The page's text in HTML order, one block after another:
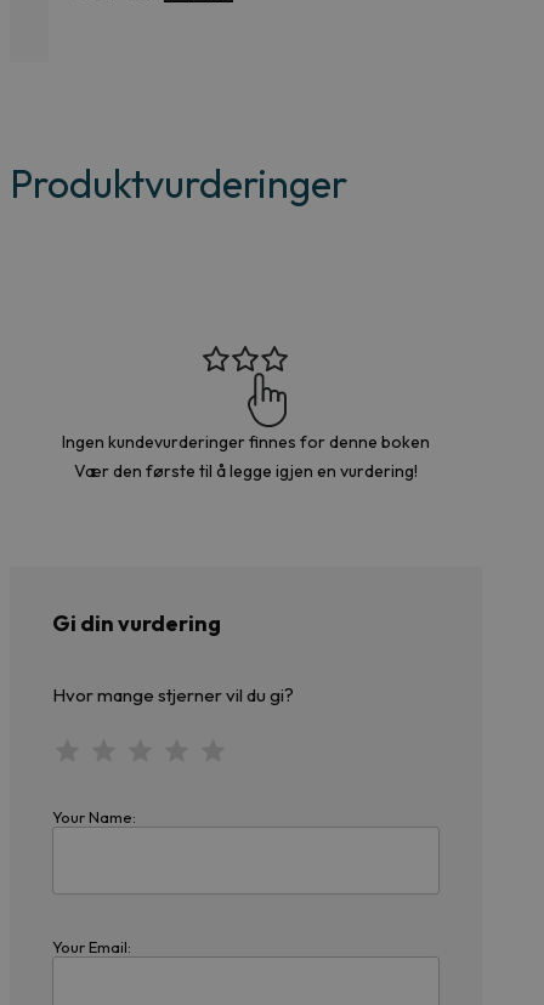
Produktvurderinger
Ingen kundevurderinger finnes for denne boken
Vær den første til å legge igjen en vurdering!
Gi din vurdering
Hvor mange stjerner vil du gi?
Your Name:
Your Email: